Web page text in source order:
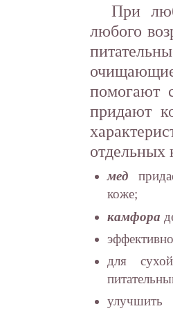
При
любого
помогают
придают
отдельных
мед
коже;
камфора
для